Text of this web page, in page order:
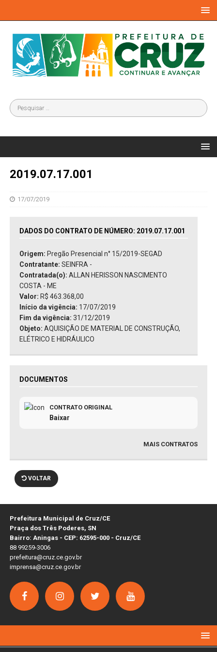
2019.07.17.001
17/07/2019
DADOS DO CONTRATO DE NÚMERO: 2019.07.17.001
Origem: Pregão Presencial n° 15/2019-SEGAD
Contratante: SEINFRA -
Contratada(o): ALLAN HERISSON NASCIMENTO
COSTA - ME
Valor: R$ 463.368,00
Início da vigência: 17/07/2019
Fim da vigência: 31/12/2019
Objeto: AQUISIÇÃO DE MATERIAL DE CONSTRUÇÃO,
ELÉTRICO E HIDRÁULICO
DOCUMENTOS
CONTRATO ORIGINAL
Baixar
MAIS CONTRATOS
VOLTAR
Prefeitura Municipal de Cruz/CE
Praça dos Três Poderes, SN
Bairro: Aningas - CEP: 62595-000 - Cruz/CE
88 99259-3006
prefeitura@cruz.ce.gov.br
imprensa@cruz.ce.gov.br